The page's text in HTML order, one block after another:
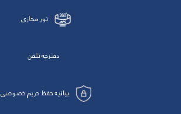
تور مجازی
دفترچه تلفن
بیانیه حفظ حریم خصوصی